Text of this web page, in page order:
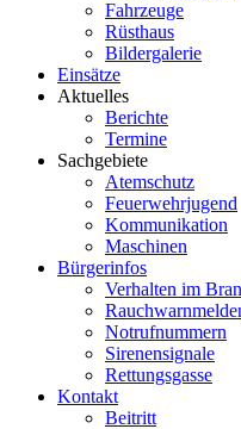
Fahrzeuge
Rüsthaus
Bildergalerie
Einsätze
Aktuelles
Berichte
Termine
Sachgebiete
Atemschutz
Feuerwehrjugend
Kommunikation
Maschinen
Bürgerinfos
Verhalten im
Notrufnummern
Sirenensignale
Rettungsgasse
Kontakt
Beitritt